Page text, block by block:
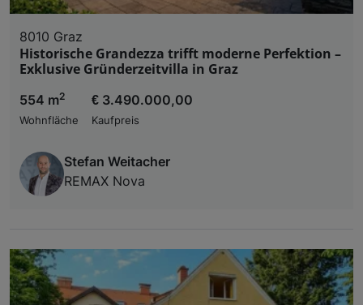
8010 Graz
Historische Grandezza trifft moderne Perfektion –
Exklusive Gründerzeitvilla in Graz
554 m2
Wohnfläche
€ 3.490.000,00
Kaufpreis
Stefan Weitacher
REMAX Nova